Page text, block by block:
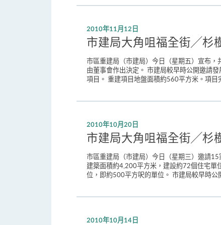
2010年11月12日
市建局大角咀福全街╱杉
市區重建局（市建局）今日（星期五）宣布
由董事會作出決定。 市建局較早時公開邀請
項目。 重建項目地盤面積約560平方米。項
2010年10月20日
市建局大角咀福全街╱杉
市區重建局（市建局）今日（星期三）邀請
建築面積約4,200平方米，建設約72個住宅單
位，即約500平方呎的單位。 市建局較早時
2010年10月14日